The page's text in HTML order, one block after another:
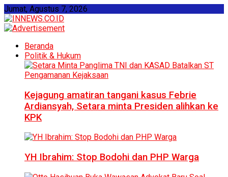
Jumat, Agustus 7, 2026
Beranda
Politik & Hukum
Kejagung amatiran tangani kasus Febrie
Ardiansyah, Setara minta Presiden alihkan ke
KPK
YH Ibrahim: Stop Bodohi dan PHP Warga